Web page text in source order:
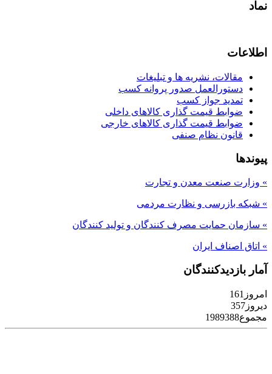
نماد
اطلاعات
مقالات، نشریه ها و تبلیغات
دستورالعمل صدور پروانه کسب
تمدید جواز کسب
ضوابط قیمت گذاری کالاهای داخلی
ضوابط قیمت گذاری کالاهای خارجی
قانون نظام صنفی
پیوندها
» وزارت صنعت معدن و تجارت
» شبکه بازرسی و نظارت مردمی
» سازمان حمایت مصرف کنندگان و تولید کنندگان
» اتاق اصناف ایران
آمار بازدیدکنندگان
امروز 161
دیروز 357
مجموع1989388